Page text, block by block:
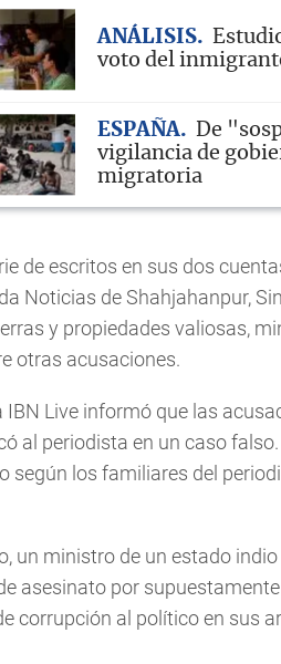
ANÁLISIS
voto del
ESPAÑA
De
vigilancia de
migratoria
de escritos en sus dos
Noticias de Shahjahanpur,
y propiedades valiosas,
otras acusaciones.
IBN Live informó que las
al periodista en un caso
según los familiares del
un ministro de un estado
asesinato por
corrupción al político en sus